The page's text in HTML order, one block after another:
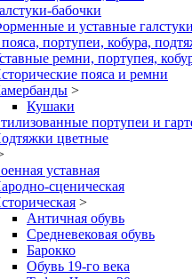
бабочки
и уставные галстуки
портупеи, кобура,
ремни, портупея,
пояса и ремни
>
Кушаки
портупеи и
цветные
уставная
сценическая
>
Античная обувь
Средневековая обувь
Барокко
Обувь 19-го века